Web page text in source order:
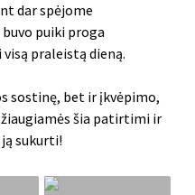
dar spėjome
puiki proga
praleistą dieną.
sostinę, bet ir įkvėpimo,
šia patirtimi ir
sukurti!